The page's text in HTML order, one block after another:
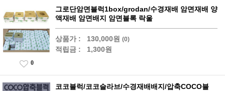
그로단암면블럭1box/grodan/수경재배 암면재배 양
액재배 암면배지 암면블록 락울
상품가 : 130,000원 (0)
적립금 : 1,300원
0
코코블럭/코코슬라브/수경재배배지/압축COCO블